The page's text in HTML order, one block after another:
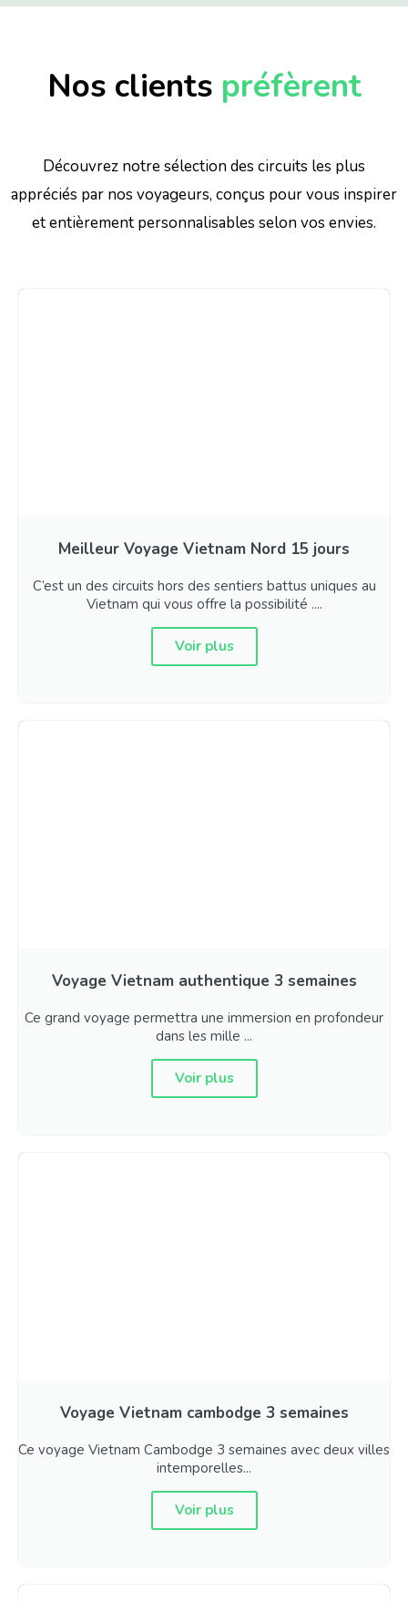
Nos clients préfèrent
Découvrez notre sélection des circuits les plus
appréciés par nos voyageurs, conçus pour vous inspirer
et entièrement personnalisables selon vos envies.
Meilleur Voyage Vietnam Nord 15 jours
C’est un des circuits hors des sentiers battus uniques au
Vietnam qui vous offre la possibilité ....
Voir plus
Voyage Vietnam authentique 3 semaines
Ce grand voyage permettra une immersion en profondeur
dans les mille ...
Voir plus
Voyage Vietnam cambodge 3 semaines
Ce voyage Vietnam Cambodge 3 semaines avec deux villes
intemporelles...
Voir plus